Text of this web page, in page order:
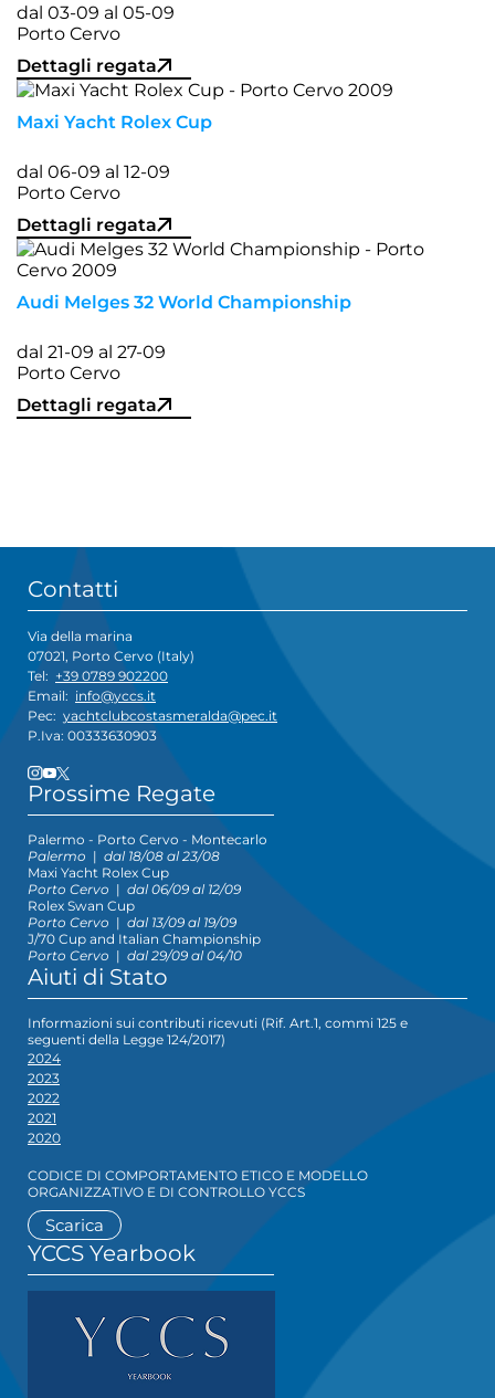
dal 03-09 al 05-09
Porto Cervo
Dettagli regata
Maxi Yacht Rolex Cup
dal 06-09 al 12-09
Porto Cervo
Dettagli regata
Audi Melges 32 World Championship
dal 21-09 al 27-09
Porto Cervo
Dettagli regata
Contatti
Via della marina
07021, Porto Cervo (Italy)
Tel: +39 0789 902200
Email: info@yccs.it
Pec: yachtclubcostasmeralda@pec.it
P.Iva: 00333630903
Prossime Regate
Palermo - Porto Cervo - Montecarlo
Palermo | dal 18/08 al 23/08
Maxi Yacht Rolex Cup
Porto Cervo | dal 06/09 al 12/09
Rolex Swan Cup
Porto Cervo | dal 13/09 al 19/09
J/70 Cup and Italian Championship
Porto Cervo | dal 29/09 al 04/10
Aiuti di Stato
Informazioni sui contributi ricevuti (Rif. Art.1, commi 125 e
seguenti della Legge 124/2017)
2024
2023
2022
2021
2020
CODICE DI COMPORTAMENTO ETICO E MODELLO
ORGANIZZATIVO E DI CONTROLLO YCCS
Scarica
YCCS Yearbook